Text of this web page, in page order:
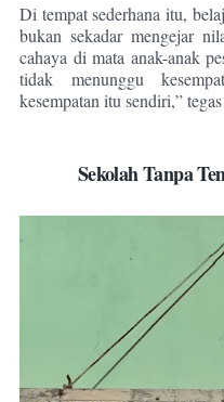
Di tempat sederhana itu,
bukan sekadar mengejar
cahaya di mata anak-anak
tidak menunggu
kesempatan itu sendiri,”
Sekolah Tanpa